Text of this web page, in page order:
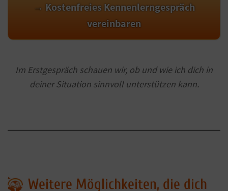
→ Kostenfreies Kennenlerngespräch
vereinbaren
Im Erstgespräch schauen wir, ob und wie ich dich in
deiner Situation sinnvoll unterstützen kann.
Weitere Möglichkeiten, die dich